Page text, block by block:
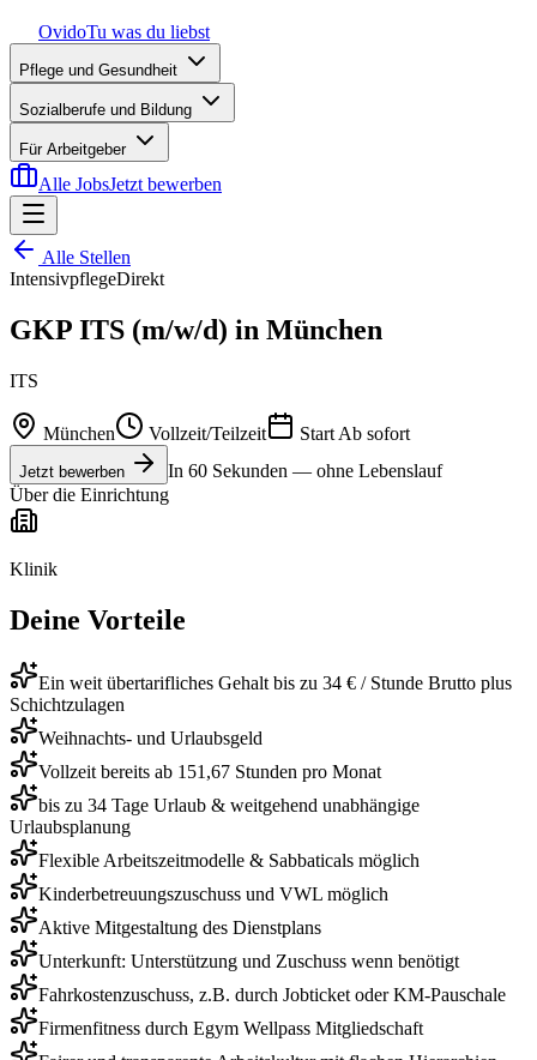
OvidoTu was du liebst
Pflege und Gesundheit
Sozialberufe und Bildung
Für Arbeitgeber
Alle JobsJetzt bewerben
Alle Stellen
IntensivpflegeDirekt
GKP ITS (m/w/d) in München
ITS
München Vollzeit/Teilzeit Start Ab sofort
Jetzt bewerben
In 60 Sekunden — ohne Lebenslauf
Über die Einrichtung
Klinik
Deine Vorteile
Ein weit übertarifliches Gehalt bis zu 34 € / Stunde Brutto plus
Schichtzulagen
Weihnachts- und Urlaubsgeld
Vollzeit bereits ab 151,67 Stunden pro Monat
bis zu 34 Tage Urlaub & weitgehend unabhängige
Urlaubsplanung
Flexible Arbeitszeitmodelle & Sabbaticals möglich
Kinderbetreuungszuschuss und VWL möglich
Aktive Mitgestaltung des Dienstplans
Unterkunft: Unterstützung und Zuschuss wenn benötigt
Fahrkostenzuschuss, z.B. durch Jobticket oder KM-Pauschale
Firmenfitness durch Egym Wellpass Mitgliedschaft